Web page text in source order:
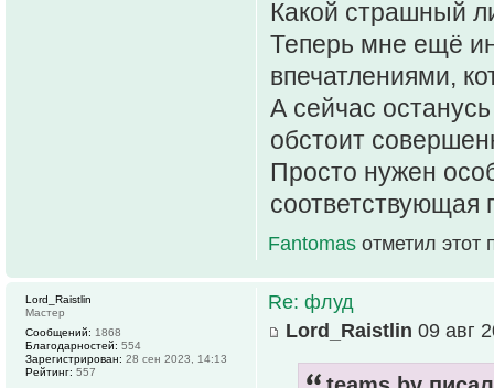
Какой страшный
Теперь мне ещё
впечатлениями,
А сейчас
обстоит
Просто нужен
соответствующая
Fantomas отметил этот
Re: флуд
Lord_Raistlin 09 авг
Lord_Raistlin
Мастер
Сообщений: 1868
Благодарностей: 554
Зарегистрирован: 28 сен 2023, 14:13
Рейтинг: 557